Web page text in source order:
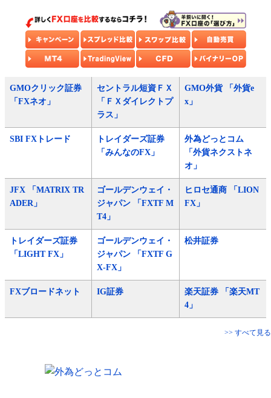
GMOクリック証券
「FXネオ」
セントラル短資ＦＸ
「ＦＸダイレクトプ
ラス」
GMO外貨 「外貨e
x」
SBI FXトレード
トレイダーズ証券
「みんなのFX」
外為どっとコム
「外貨ネクストネ
オ」
JFX 「MATRIX TR
ADER」
ゴールデンウェイ・
ジャパン 「FXTF M
T4」
ヒロセ通商 「LION
FX」
トレイダーズ証券
「LIGHT FX」
ゴールデンウェイ・
ジャパン 「FXTF G
X-FX」
松井証券
FXブロードネット IG証券
楽天証券 「楽天MT
4」
>> すべて見る